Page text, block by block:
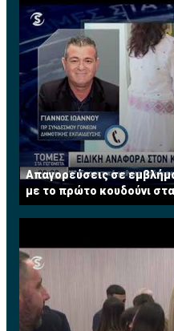
Απαγορεύσεις σε
με το πρώτο κουδούνι